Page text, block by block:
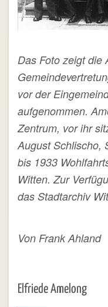
Das Foto zeigt die
vor der
aufgenommen.
Zentrum, vor ihr
August Schlischo,
bis 1933
Witten. Zur
das Stadtarchiv
Von Frank Ahland
Elfriede Amelong